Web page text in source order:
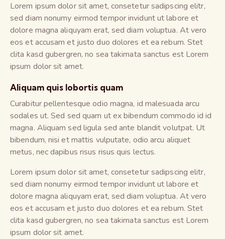
Lorem ipsum dolor sit amet, consetetur sadipscing elitr,
sed diam nonumy eirmod tempor invidunt ut labore et
dolore magna aliquyam erat, sed diam voluptua. At vero
eos et accusam et justo duo dolores et ea rebum. Stet
clita kasd gubergren, no sea takimata sanctus est Lorem
ipsum dolor sit amet.
Aliquam quis lobortis quam
Curabitur pellentesque odio magna, id malesuada arcu
sodales ut. Sed sed quam ut ex bibendum commodo id id
magna. Aliquam sed ligula sed ante blandit volutpat. Ut
bibendum, nisi et mattis vulputate, odio arcu aliquet
metus, nec dapibus risus risus quis lectus.
Lorem ipsum dolor sit amet, consetetur sadipscing elitr,
sed diam nonumy eirmod tempor invidunt ut labore et
dolore magna aliquyam erat, sed diam voluptua. At vero
eos et accusam et justo duo dolores et ea rebum. Stet
clita kasd gubergren, no sea takimata sanctus est Lorem
ipsum dolor sit amet.